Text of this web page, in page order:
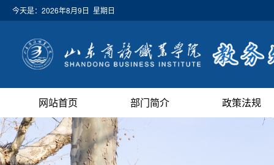
今天是： 2026年8月9日 星期日
网站首页 部门简介 政策法规